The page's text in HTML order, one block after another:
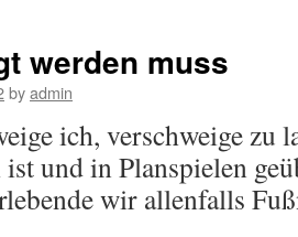
werden muss
byadmin
ich, verschweige zu
und in Planspielen
wir allenfalls